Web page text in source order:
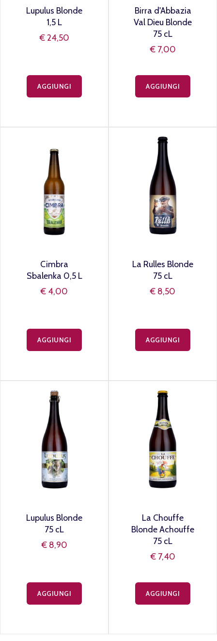
Lupulus Blonde
1,5 L
€ 24,50
AGGIUNGI
Birra d'Abbazia
Val Dieu Blonde
75 cL
€ 7,00
AGGIUNGI
Cimbra
Sbalenka 0,5 L
€ 4,00
AGGIUNGI
La Rulles Blonde
75 cL
€ 8,50
AGGIUNGI
Lupulus Blonde
75 cL
€ 8,90
AGGIUNGI
La Chouffe
Blonde Achouffe
75 cL
€ 7,40
AGGIUNGI